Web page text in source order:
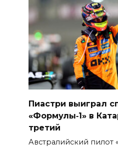
Пиастри выиграл
«Формулы‑1» в
третий
Австралийский пилот